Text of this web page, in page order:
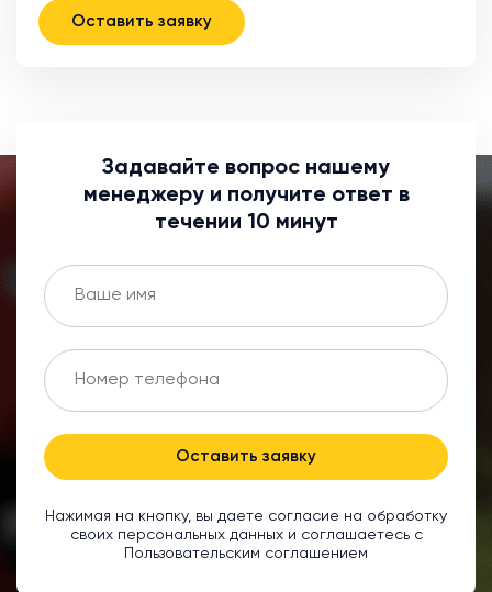
Оставить заявку
Задавайте вопрос нашему
менеджеру и получите ответ в
течении 10 минут
Оставить заявку
Нажимая на кнопку, вы даете согласие на обработку
своих персональных данных и соглашаетесь с
Пользовательским соглашением